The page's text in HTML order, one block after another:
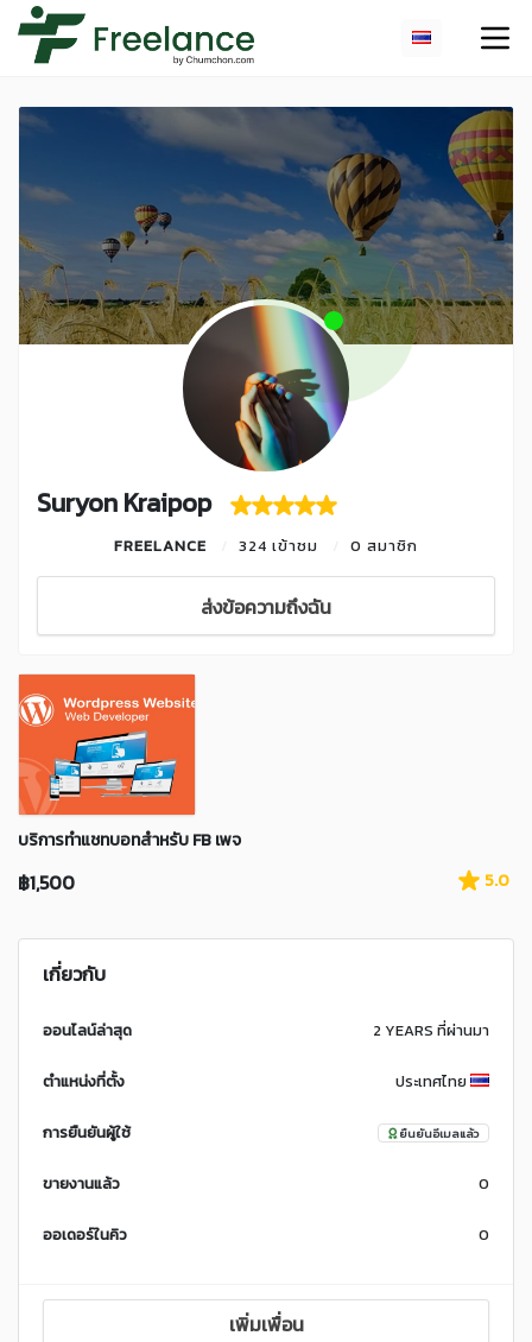
Suryon Kraipop
FREELANCE 324 เข้าชม 0 สมาชิก
ส่งข้อความถึงฉัน
บริการทำแชทบอทสำหรับ FB เพจ
฿1,500 5.0
เกี่ยวกับ
ออนไลน์ล่าสุด 2 YEARS ที่ผ่านมา
ตำแหน่งที่ตั้ง ประเทศไทย
การยืนยันผู้ใช้ ยืนยันอีเมลแล้ว
ขายงานแล้ว 0
ออเดอร์ในคิว 0
เพิ่มเพื่อน